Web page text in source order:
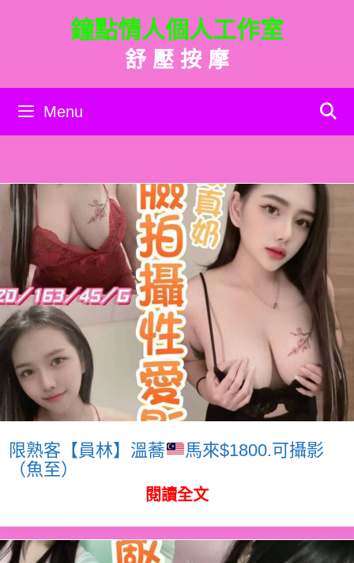
內
鐘點情人個人工作室
舒 壓 按 摩
Menu
限熟客【員林】溫蕎
馬來$1800.可攝影
（魚至）
閱讀全文